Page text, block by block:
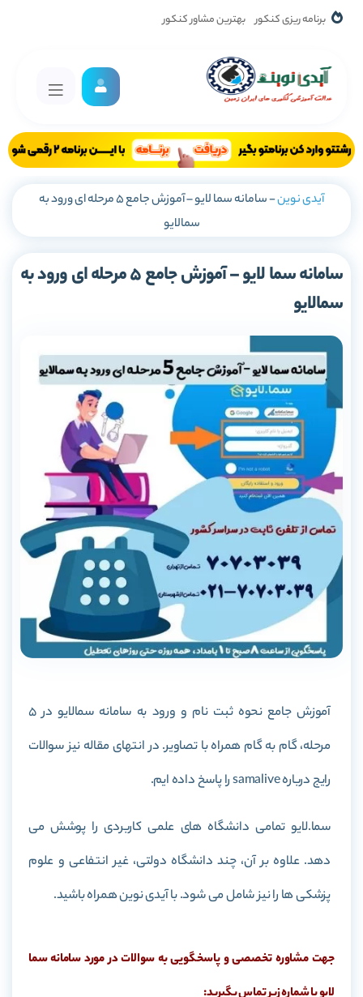
برنامه ریزی کنکور بهترین مشاور کنکور
آیدی نوین-
سامانه سما لایو – آموزش جامع 5 مرحله ای ورود به
سمالایو
سامانه سما لایو – آموزش جامع 5 مرحله ای ورود به
سمالایو
آموزش جامع نحوه ثبت نام و ورود به سامانه سمالایو در 5
مرحله، گام به گام همراه با تصاویر. در انتهای مقاله نیز سوالات
رایج درباره samalive را پاسخ داده ایم.
سما.لایو تمامی دانشگاه های علمی کاربردی را پوشش می
دهد. علاوه بر آن، چند دانشگاه دولتی، غیر انتفاعی و علوم
پزشکی ها را نیز شامل می شود. با آیدی نوین همراه باشید.
جهت مشاوره تخصصی و پاسخگویی به سوالات در مورد سامانه سما